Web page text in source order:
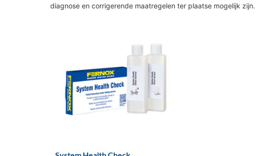
diagnose en corrigerende maatregelen ter plaatse mogelijk zijn.